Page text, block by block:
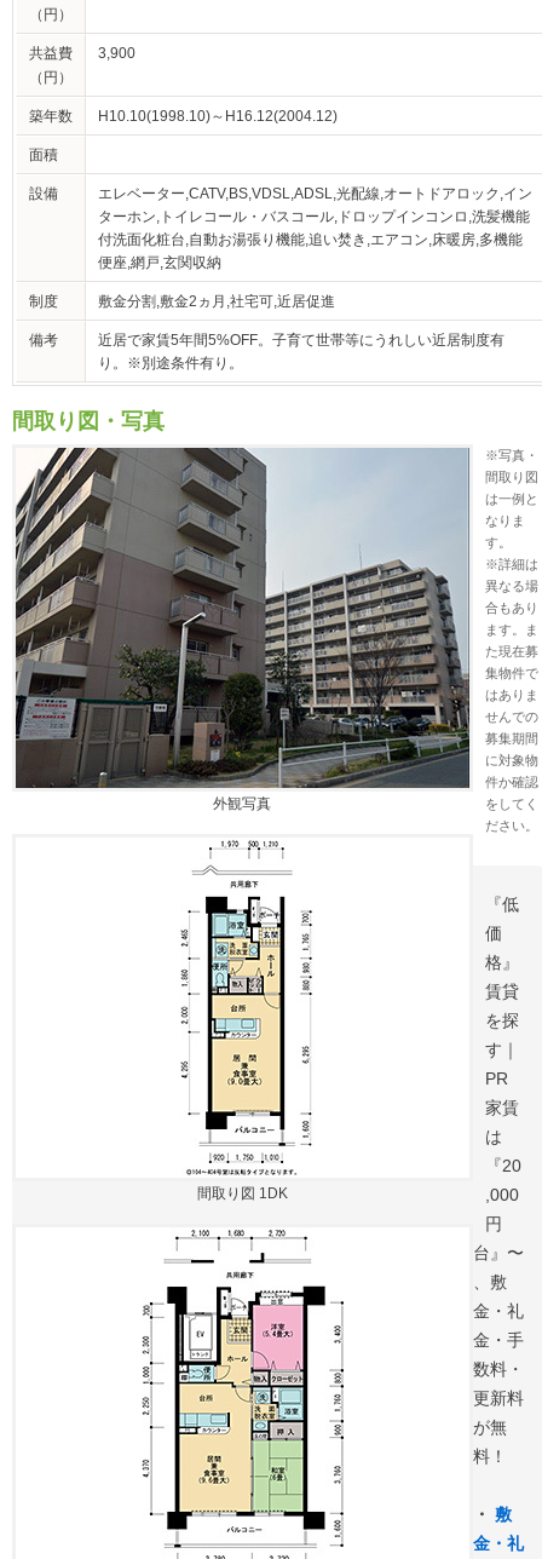
（円）
共益費
（円）
3,900
築年数 H10.10(1998.10)～H16.12(2004.12)
面積
設備
エレベーター,CATV,BS,VDSL,ADSL,光配線,オートドアロック,イン
ターホン,トイレコール・バスコール,ドロップインコンロ,洗髪機能
付洗面化粧台,自動お湯張り機能,追い焚き,エアコン,床暖房,多機能
便座,網戸,玄関収納
制度 敷金分割,敷金2ヵ月,社宅可,近居促進
備考
近居で家賃5年間5%OFF。子育て世帯等にうれしい近居制度有
り。※別途条件有り。
間取り図・写真
外観写真
間取り図 1DK
※写真・
間取り図
は一例と
なりま
す。
※詳細は
異なる場
合もあり
ます。ま
た現在募
集物件で
はありま
せんでの
募集期間
に対象物
件か確認
をしてく
ださい。
『低
価
格』
賃貸
を探
す｜
PR
家賃
は
『20
,000
円
台』〜
、敷
金・礼
金・手
数料・
更新料
が無
料！
・ 敷
金・礼